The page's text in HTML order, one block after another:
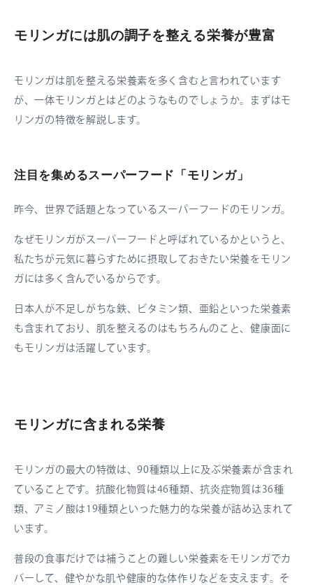
モリンガには肌の調子を整える栄養が豊富
モリンガは肌を整える栄養素を多く含むと言われています
が、一体モリンガとはどのようなものでしょうか。まずはモ
リンガの特徴を解説します。
注目を集めるスーパーフード「モリンガ」
昨今、世界で話題となっているスーパーフードのモリンガ。
なぜモリンガがスーパーフードと呼ばれているかというと、
私たちが元気に暮らすために摂取しておきたい栄養をモリン
ガには多く含んでいるからです。
日本人が不足しがちな鉄、ビタミン類、亜鉛といった栄養素
も含まれており、肌を整えるのはもちろんのこと、健康面に
もモリンガは活躍しています。
モリンガに含まれる栄養
モリンガの最大の特徴は、90種類以上に及ぶ栄養素が含まれ
ていることです。抗酸化物質は46種類、抗炎症物質は36種
類、アミノ酸は19種類といった魅力的な栄養が詰め込まれて
います。
普段の食事だけでは補うことの難しい栄養素をモリンガでカ
バーして、健やかな肌や健康的な体作りなどを支えます。そ